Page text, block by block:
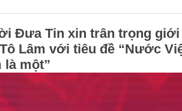
Đưa Tin xin trân trọng giới
Lâm với tiêu đề “Nước
là một”